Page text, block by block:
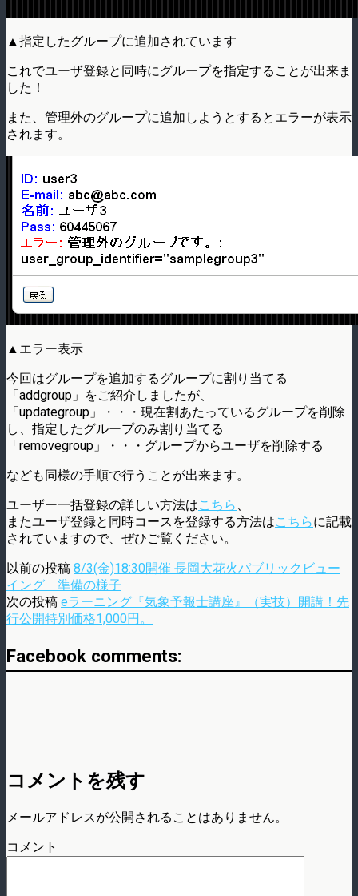
▲指定したグループに追加されています
これでユーザ登録と同時にグループを指定することが出来ま
した！
また、管理外のグループに追加しようとするとエラーが表示
されます。
▲エラー表示
今回はグループを追加するグループに割り当てる
「addgroup」をご紹介しましたが、
「updategroup」・・・現在割あたっているグループを削除
し、指定したグループのみ割り当てる
「removegroup」・・・グループからユーザを削除する
なども同様の手順で行うことが出来ます。
ユーザー一括登録の詳しい方法はこちら 、
またユーザ登録と同時コースを登録する方法はこちらに記載
されていますので、ぜひご覧ください。
以前の投稿 8/3(金)18:30開催 長岡大花火パブリックビュー
イング 準備の様子
次の投稿 eラーニング『気象予報士講座』（実技）開講！先
行公開特別価格1,000円。
Facebook comments:
コメントを残す
メールアドレスが公開されることはありません。
コメント